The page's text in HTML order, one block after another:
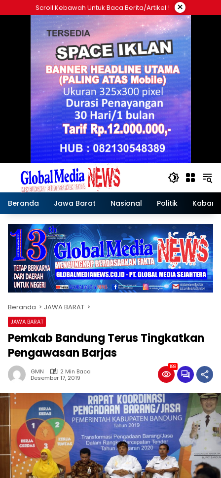
ke
Scroll Kebawah Untuk Baca Berita/artikel ! ×
Beranda Jawa Barat Nasional Politik Kabar
Beranda JAWA BARAT
JAWA BARAT
Pemkab Bandung Terus Tingkatkan
Pengawasan Barjas
GMN
2 Min Baca
Desember 17, 2019
188